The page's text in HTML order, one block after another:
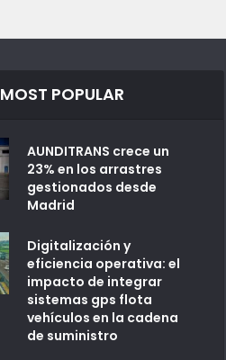
MOST POPULAR
AUNDITRANS crece un
23% en los arrastres
gestionados desde
Madrid
Digitalización y
eficiencia operativa: el
impacto de integrar
sistemas gps flota
vehículos en la cadena
de suministro